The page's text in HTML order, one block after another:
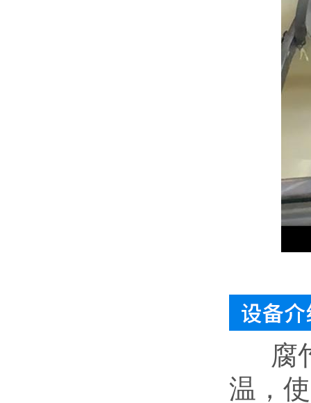
腐
温，